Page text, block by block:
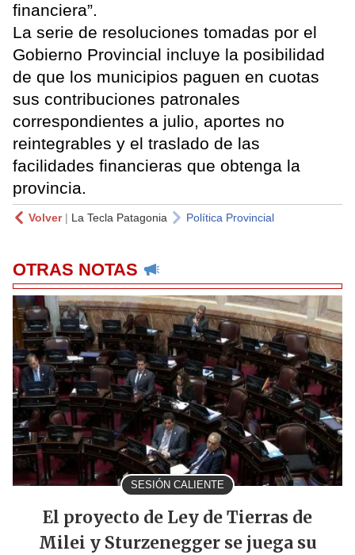
financiera”.
La serie de resoluciones tomadas por el
Gobierno Provincial incluye la posibilidad
de que los municipios paguen en cuotas
sus contribuciones patronales
correspondientes a julio, aportes no
reintegrables y el traslado de las
facilidades financieras que obtenga la
provincia.
Volver| La Tecla Patagonia Política Provincial
OTRAS NOTAS
SESIÓN CALIENTE
El proyecto de Ley de Tierras de
Milei y Sturzenegger se juega su